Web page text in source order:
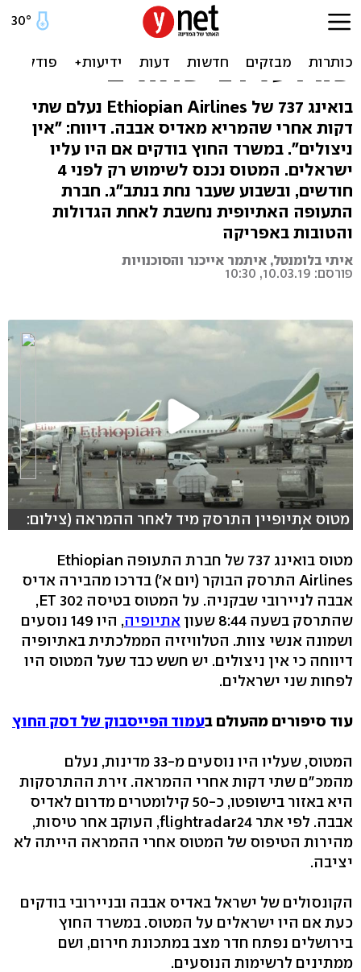
התרסק בדרך לקניה, חשש
שהיו עליו 2 ישראלים
בואינג 737 של Ethiopian Airlines נעלם שתי
דקות אחרי שהמריא מאדיס אבבה. דיווח: "אין
ניצולים". במשרד החוץ בודקים אם היו עליו
ישראלים. המטוס נכנס לשימוש רק לפני 4
חודשים, ובשבוע שעבר נחת בנתב"ג. חברת
התעופה האתיופית נחשבת לאחת הגדולות
והטובות באפריקה
איתי בלומנטל, איתמר אייכנר והסוכנויות
פורסם: 10.03.19, 10:30
מטוס אתיופיין התרסק מיד לאחר ההמראה (צילום:
רויטרס)
מטוס בואינג 737 של חברת התעופה Ethiopian
Airlines התרסק הבוקר (יום א') בדרכו מהבירה אדיס
אבבה לניירובי שבקניה. על המטוס בטיסה ET 302,
שהתרסק בשעה 8:44 שעון
אתיופיה
, היו 149 נוסעים
ושמונה אנשי צוות. הטלוויזיה הממלכתית באתיופיה
דיווחה כי אין ניצולים. יש חשש כבד שעל המטוס היו
לפחות שני ישראלים.
עוד סיפורים מהעולם בעמוד הפייסבוק של דסק החוץ
המטוס, שעליו היו נוסעים מ-33 מדינות, נעלם
מהמכ"ם שתי דקות אחרי ההמראה. זירת ההתרסקות
היא באזור בישופטו, כ-50 קילומטרים מדרום לאדיס
אבבה. לפי אתר flightradar24, העוקב אחר טיסות,
מהירות הטיפוס של המטוס אחרי ההמראה הייתה לא
יציבה.
הקונסולים של ישראל באדיס אבבה ובניירובי בודקים
כעת אם היו ישראלים על המטוס. במשרד החוץ
בירושלים נפתח חדר מצב במתכונת חירום, ושם
ממתינים לרשימות הנוסעים.